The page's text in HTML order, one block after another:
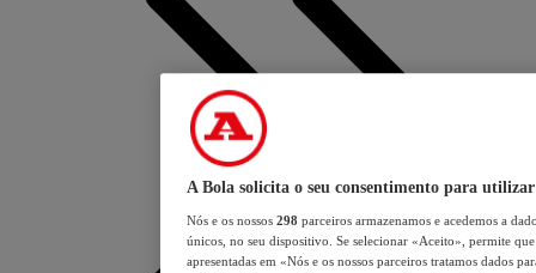
A Bola solicita o seu consentimento para utilizar
Nós e os nossos 298 parceiros armazenamos e acedemos a
únicos, no seu dispositivo. Se selecionar «Aceito», permite
apresentadas em «Nós e os nossos parceiros tratamos dados